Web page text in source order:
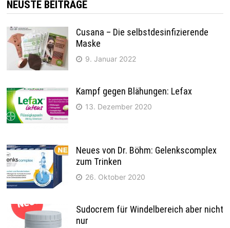
NEUSTE BEITRÄGE
Cusana – Die selbstdesinfizierende
Maske
9. Januar 2022
Kampf gegen Blähungen: Lefax
13. Dezember 2020
Neues von Dr. Böhm: Gelenkscomplex
zum Trinken
26. Oktober 2020
Sudocrem für Windelbereich aber nicht
nur